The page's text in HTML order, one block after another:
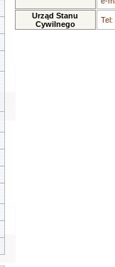
Urząd Stanu
Cywilnego
Tel: